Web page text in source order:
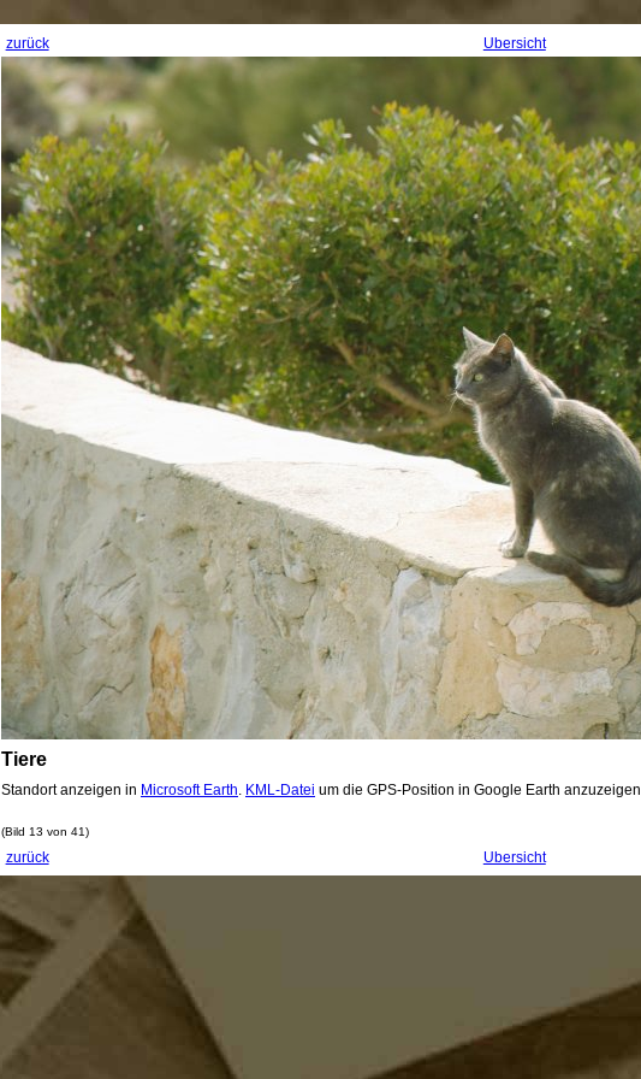
Übersicht
zurück
Tiere
Standort anzeigen in Microsoft Earth KML-Datei um die GPS-Position in Google Earth anzuzeigen.
(Bild 13 von 41)
Übersicht
zurück